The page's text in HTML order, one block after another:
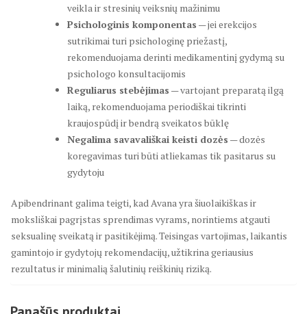
veikla ir stresinių veiksnių mažinimu
Psichologinis komponentas — jei erekcijos
sutrikimai turi psichologinę priežastį,
rekomenduojama derinti medikamentinį gydymą su
psichologo konsultacijomis
Reguliarus stebėjimas — vartojant preparatą ilgą
laiką, rekomenduojama periodiškai tikrinti
kraujospūdį ir bendrą sveikatos būklę
Negalima savavališkai keisti dozės — dozės
koregavimas turi būti atliekamas tik pasitarus su
gydytoju
Apibendrinant galima teigti, kad Avana yra šiuolaikiškas ir
moksliškai pagrįstas sprendimas vyrams, norintiems atgauti
seksualinę sveikatą ir pasitikėjimą. Teisingas vartojimas, laikantis
gamintojo ir gydytojų rekomendacijų, užtikrina geriausius
rezultatus ir minimalią šalutinių reiškinių riziką.